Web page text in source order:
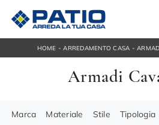
HOME -ARREDAMENTO CASA -
Armadi
Marca Materiale Stile Tipologia